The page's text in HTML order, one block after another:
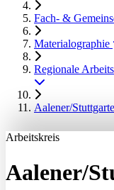
Fach- &
Materialographie
Regionale
Aalener/
Arbeitskreis
Aalener/